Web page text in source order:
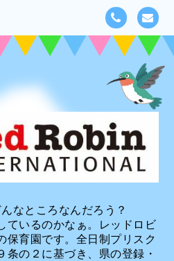
なところなんだろう？
ているのかなぁ。レッドロビ
保育園です。全日制プリスク
条の２に基づき、県の登録・